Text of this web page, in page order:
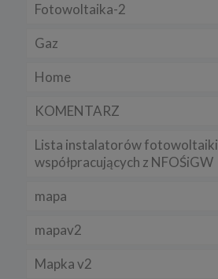
Fotowoltaika-2
Gaz
Home
KOMENTARZ
Lista instalatorów fotowoltaiki
współpracujących z NFOŚiGW
mapa
mapav2
Mapka v2